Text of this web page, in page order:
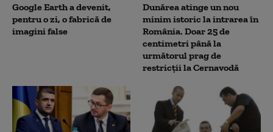
Google Earth a devenit,
pentru o zi, o fabrică de
imagini false
Dunărea atinge un nou
minim istoric la intrarea în
România. Doar 25 de
centimetri până la
următorul prag de
restricții la Cernavodă